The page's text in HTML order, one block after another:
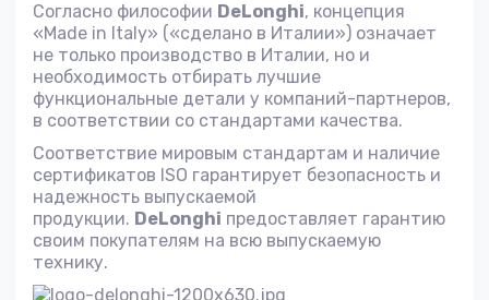
Согласно философии DeLonghi, концепция
«Made in Italy» («сделано в Италии») означает
не только производство в Италии, но и
необходимость отбирать лучшие
функциональные детали у компаний-партнеров,
в соответствии со стандартами качества.
Соответствие мировым стандартам и наличие
сертификатов ISO гарантирует безопасность и
надежность выпускаемой
продукции. DeLonghi предоставляет гарантию
своим покупателям на всю выпускаемую
технику.